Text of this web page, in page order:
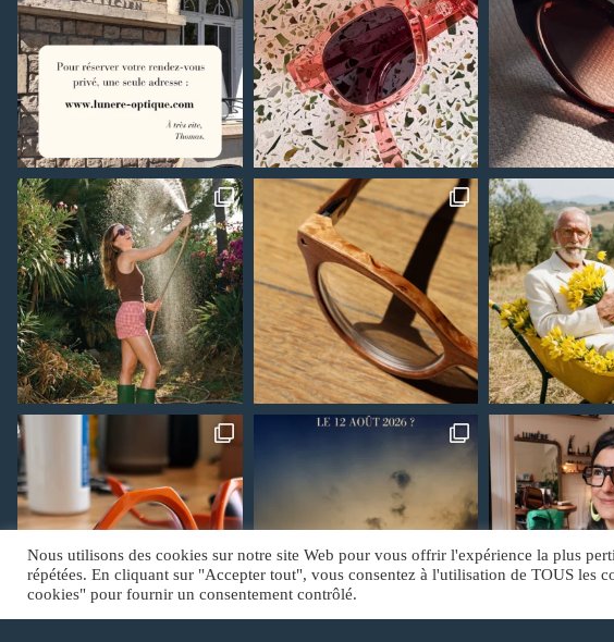
Nous utilisons des cookies sur notre site Web pour vous offrir l'expérience la plus
répétées. En cliquant sur "Accepter tout", vous consentez à l'utilisation de TOUS les
cookies" pour fournir un consentement contrôlé.